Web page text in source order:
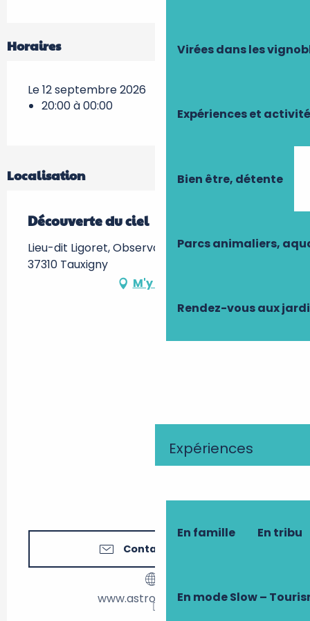
Virées dans les
Expériences et
Bien être, détente
Parcs animaliers,
Rendez-vous aux
Expériences
En famille En tribu
En mode Slow –
Horaires
Le 12 septembre 2026
20:00 à 00:00
Localisation
Découverte du ciel
Lieu-dit Ligoret, Observatoire de Tauxigny -,
37310 Tauxigny
M'y rendre
Contactez-nous
www.astrotouraine.fr